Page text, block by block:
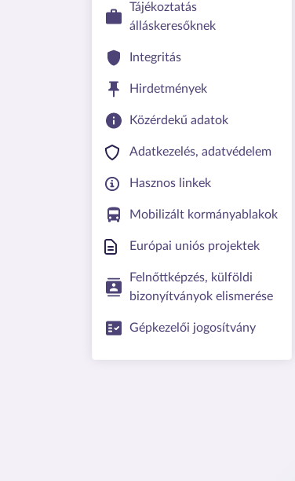
Tájékoztatás
álláskeresőknek
Integritás
Hirdetmények
Közérdekű adatok
Adatkezelés, adatvédelem
Hasznos linkek
Mobilizált kormányablakok
Európai uniós projektek
Felnőttképzés, külföldi
bizonyítványok elismerése
Gépkezelői jogosítvány